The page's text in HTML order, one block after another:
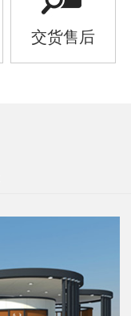
交货售后